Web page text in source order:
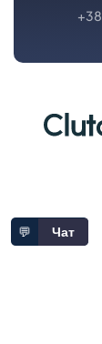
💬 Чат